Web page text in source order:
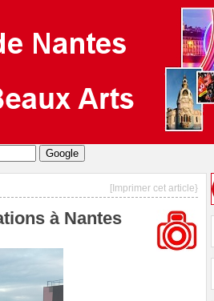
[Imprimer cet article}
à Nantes